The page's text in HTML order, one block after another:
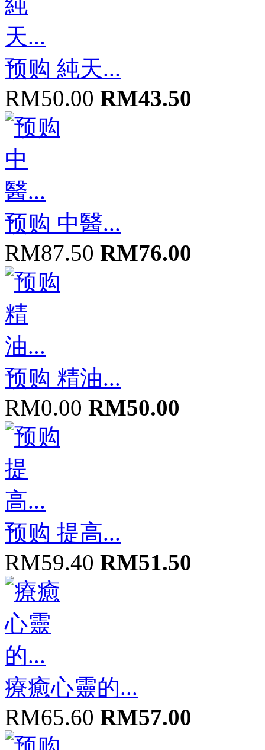
预购 純天...
RM50.00 RM43.50
预购 中醫...
RM87.50 RM76.00
预购 精油...
RM0.00 RM50.00
预购 提高...
RM59.40 RM51.50
療癒心靈的...
RM65.60 RM57.00